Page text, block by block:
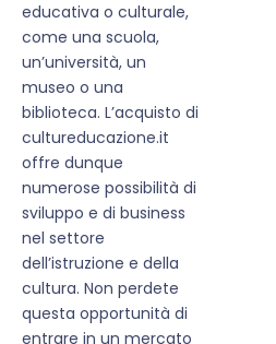
educativa o culturale,
come una scuola,
un’università, un
museo o una
biblioteca. L’acquisto di
cultureducazione.it
offre dunque
numerose possibilità di
sviluppo e di business
nel settore
dell’istruzione e della
cultura. Non perdete
questa opportunità di
entrare in un mercato